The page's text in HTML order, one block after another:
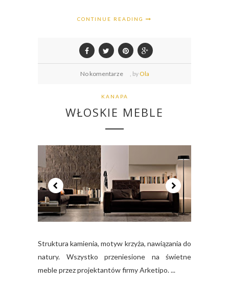
CONTINUE READING
No komentarze by Ola
KANAPA
WŁOSKIE MEBLE
Struktura kamienia, motyw krzyża, nawiązania do
natury. Wszystko przeniesione na świetne
meble przez projektantów firmy Arketipo. ...